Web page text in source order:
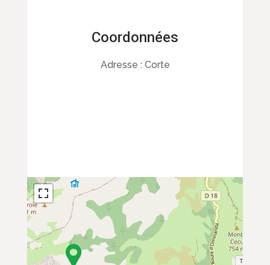
Coordonnées
Adresse : Corte